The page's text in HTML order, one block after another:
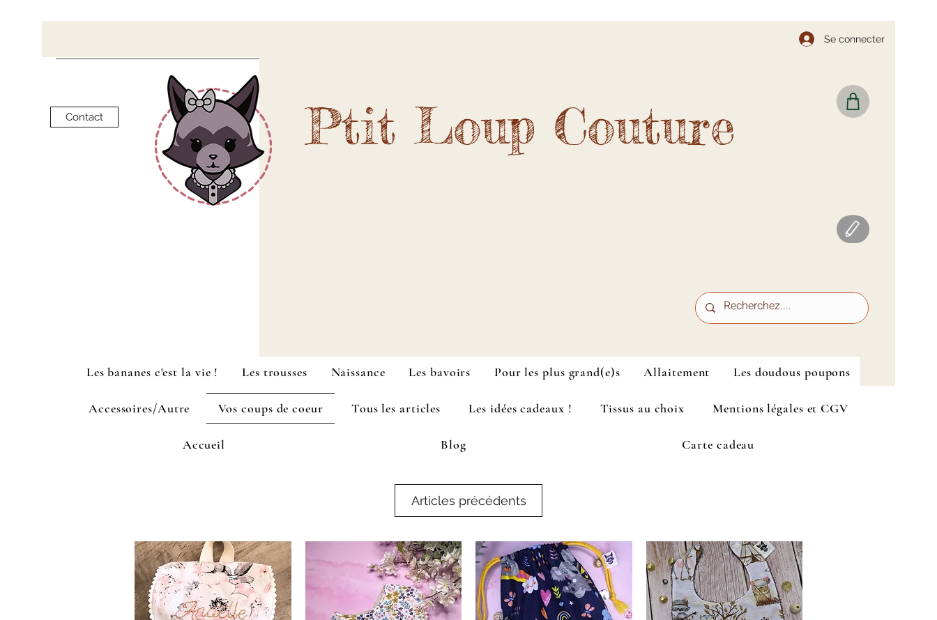
Se connecter
Contact Ptit Loup Couture
Les bananes c'est la vie ! Les trousses Naissance Les bavoirs Pour les plus grand(e)s Allaitement Les doudous poupons
Accessoires/Autre Vos coups de coeur Tous les articles Les idées cadeaux ! Tissus au choix Mentions légales et CGV
Accueil Blog Carte cadeau
Articles précédents